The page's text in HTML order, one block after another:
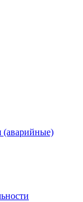
(аварийные)